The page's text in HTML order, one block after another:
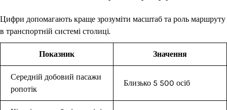
Цифри допомагають краще зрозуміти масштаб та роль маршруту
в транспортній системі столиці.
Показник Значення
Середній добовий пасажи
ропотік
Близько 5 500 осіб